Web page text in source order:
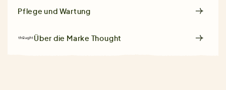
Pflege und Wartung
Über die Marke Thought